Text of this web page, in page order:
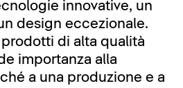
innovative, un
design eccezionale.
prodotti di alta qualità
importanza alla
a una produzione e a